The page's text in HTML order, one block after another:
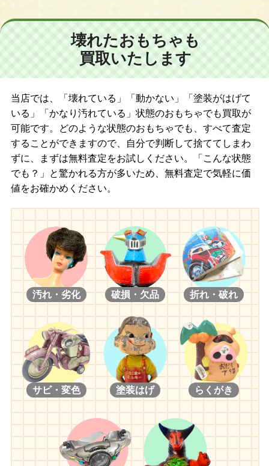
壊れたおもちゃも
買取いたします
当店では、「壊れている」「動かない」「塗装がはげて
いる」「かなり汚れている」状態のおもちゃでも買取が
可能です。どのような状態のおもちゃでも、すべて査定
することができますので、自分で判断して捨ててしまわ
ずに、まずは無料査定をお試しください。「こんな状態
でも？」と驚かれる方が多いため、無料査定で気軽に価
値をお確かめください。
汚れ・劣化 破損・欠品 折れ・破れ
サビ・変色 塗装はげ らくがき